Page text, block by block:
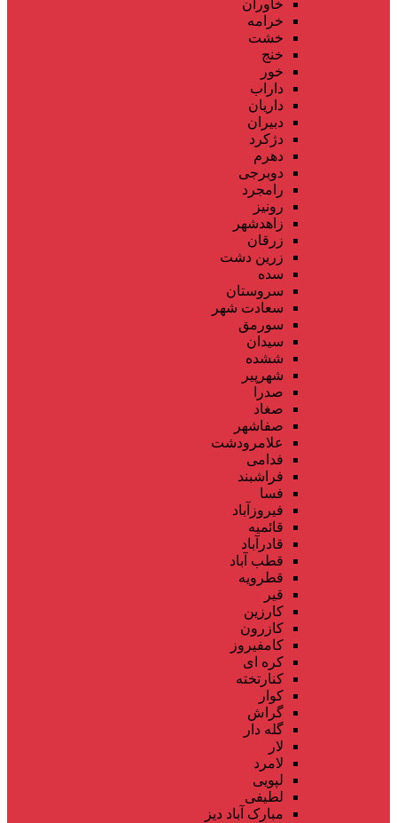
خاوران
خرامه
خشت
خنج
خور
داراب
داریان
دبیران
دژکرد
دهرم
دوبرجی
رامجرد
رونیز
زاهدشهر
زرقان
زرین دشت
سده
سروستان
سعادت شهر
سورمق
سیدان
ششده
شهرپیر
صدرا
صغاد
صفاشهر
علامرودشت
فدامی
فراشبند
فسا
فیروزآباد
قائمیه
قادرآباد
قطب آباد
قطرویه
قیر
کارزین
کازرون
کامفیروز
کره ای
کنارتخته
کوار
گراش
گله دار
لار
لامرد
لپویی
لطیفی
مبارک آباد دیز